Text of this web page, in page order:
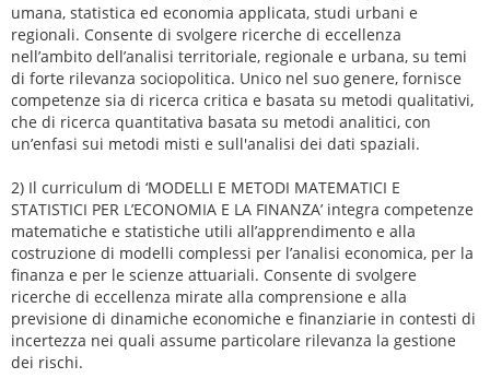
umana, statistica ed economia applicata, studi urbani e
regionali. Consente di svolgere ricerche di eccellenza
nell’ambito dell’analisi territoriale, regionale e urbana, su temi
di forte rilevanza sociopolitica. Unico nel suo genere, fornisce
competenze sia di ricerca critica e basata su metodi qualitativi,
che di ricerca quantitativa basata su metodi analitici, con
un’enfasi sui metodi misti e sull'analisi dei dati spaziali.
2) Il curriculum di ‘MODELLI E METODI MATEMATICI E
STATISTICI PER L’ECONOMIA E LA FINANZA’ integra competenze
matematiche e statistiche utili all’apprendimento e alla
costruzione di modelli complessi per l’analisi economica, per la
finanza e per le scienze attuariali. Consente di svolgere
ricerche di eccellenza mirate alla comprensione e alla
previsione di dinamiche economiche e finanziarie in contesti di
incertezza nei quali assume particolare rilevanza la gestione
dei rischi.